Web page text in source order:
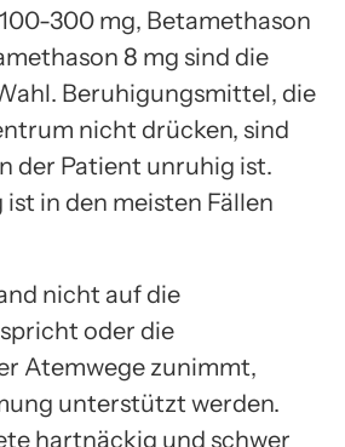
300 mg, Betamethason
8 mg sind die
Beruhigungsmittel, die
nicht drücken, sind
der Patient unruhig ist.
ist in den meisten Fällen
nicht auf die
oder die
Atemwege zunimmt,
unterstützt werden.
hartnäckig und schwer